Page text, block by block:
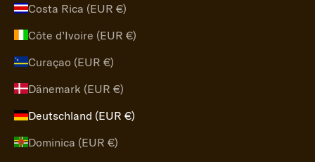
Costa Rica (EUR €)
Côte d’Ivoire (EUR €)
Curaçao (EUR €)
Dänemark (EUR €)
Deutschland (EUR €)
Dominica (EUR €)